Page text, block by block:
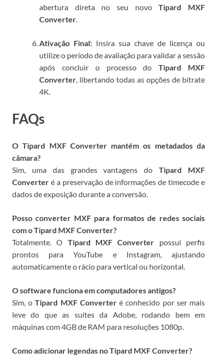
abertura direta no seu novoTipard MXF
Converter
Ativação Final: Insira sua chave de licença ou
utilize o período de avaliação para validar a sessão
após concluir o processo doTipard MXF
Converter , libertando todas as opções de bitrate
4K.
FAQs
O Tipard MXF Converter mantém os metadados da
câmara?
Sim, uma das grandes vantagens doTipard MXF
Converter é a preservação de informações de timecode e
dados de exposição durante a conversão.
Posso converter MXF para formatos de redes sociais
com o Tipard MXF Converter?
Totalmente. O Tipard MXF Converter possui perfis
prontos para YouTube e Instagram, ajustando
automaticamente o rácio para vertical ou horizontal.
O software funciona em computadores antigos?
Sim, oTipard MXF Converteré conhecido por ser mais
leve do que as suítes da Adobe, rodando bem em
máquinas com 4GB de RAM para resoluções 1080p.
Como adicionar legendas no Tipard MXF Converter?